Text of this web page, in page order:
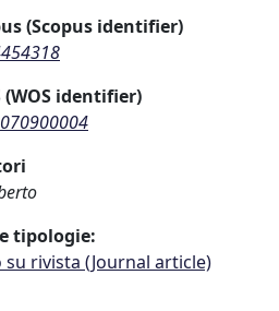
(Scopus identifier)
(WOS identifier)
tipologie:
su rivista (Journal article)